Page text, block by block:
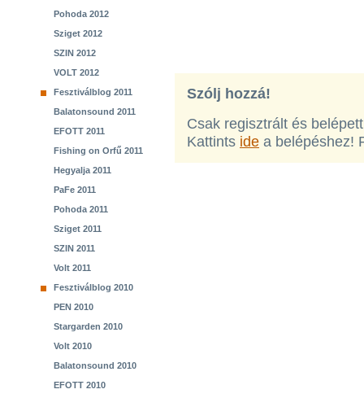
Pohoda 2012
Sziget 2012
SZIN 2012
VOLT 2012
Fesztiválblog 2011
Balatonsound 2011
EFOTT 2011
Fishing on Orfű 2011
Hegyalja 2011
PaFe 2011
Pohoda 2011
Sziget 2011
SZIN 2011
Volt 2011
Fesztiválblog 2010
PEN 2010
Stargarden 2010
Volt 2010
Balatonsound 2010
EFOTT 2010
Szólj hozzá!
Csak regisztrált és
Kattints ide a belépéshez!